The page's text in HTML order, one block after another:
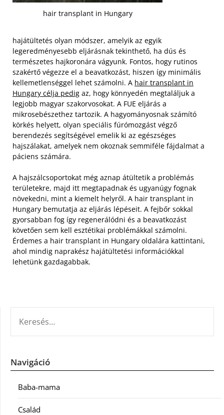
hair transplant in Hungary
hajátültetés olyan módszer, amelyik az egyik
legeredményesebb eljárásnak tekinthető, ha dús és
természetes hajkoronára vágyunk. Fontos, hogy rutinos
szakértő végezze el a beavatkozást, hiszen így minimális
kellemetlenséggel lehet számolni. A hair transplant in
Hungary célja pedig az, hogy könnyedén megtaláljuk a
legjobb magyar szakorvosokat. A FUE eljárás a
mikrosebészethez tartozik. A hagyományosnak számító
körkés helyett, olyan speciális fúrómozgást végző
berendezés segítségével emelik ki az egészséges
hajszálakat, amelyek nem okoznak semmiféle fájdalmat a
páciens számára.
A hajszálcsoportokat még aznap átültetik a problémás
területekre, majd itt megtapadnak és ugyanúgy fognak
növekedni, mint a kiemelt helyről. A hair transplant in
Hungary bemutatja az eljárás lépéseit. A fejbőr sokkal
gyorsabban fog így regenerálódni és a beavatkozást
követően sem kell esztétikai problémákkal számolni.
Érdemes a hair transplant in Hungary oldalára kattintani,
ahol mindig naprakész hajátültetési információkkal
lehetünk gazdagabbak.
Navigáció
Baba-mama
Család